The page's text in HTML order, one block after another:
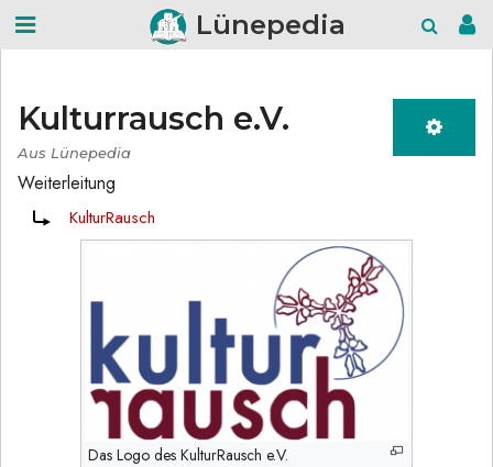
Lünepedia
Kulturrausch e.V.
Aus Lünepedia
Weiterleitung
Weiterleitung nach:
KulturRausch
Das Logo des KulturRausch e.V.